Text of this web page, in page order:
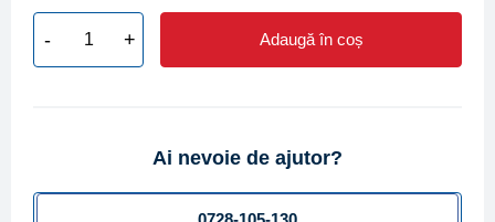
-
Cantitate
pentru
+ Adaugă în coș
Ai nevoie de ajutor?